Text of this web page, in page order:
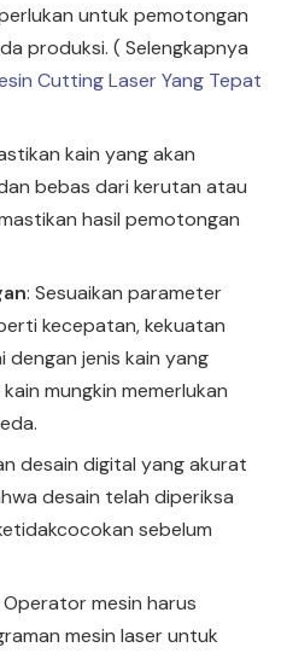
untuk pemotongan
produksi. ( Selengkapnya
Cutting Laser Yang Tepat
kain yang akan
bebas dari kerutan atau
hasil pemotongan
: Sesuaikan parameter
kecepatan, kekuatan
dengan jenis kain yang
mungkin memerlukan
desain digital yang akurat
desain telah diperiksa
sebelum
Operator mesin harus
mesin laser untuk